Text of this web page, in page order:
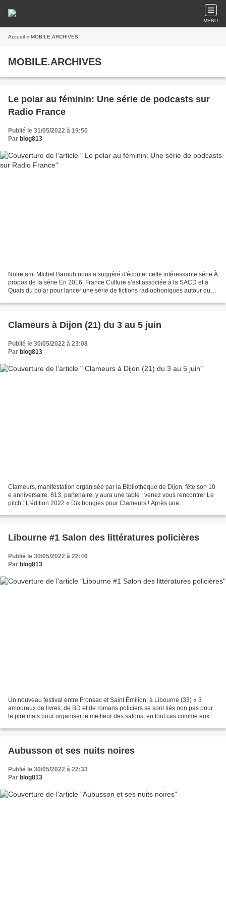
MENU
Accueil » MOBILE.ARCHIVES
MOBILE.ARCHIVES
Le polar au féminin: Une série de podcasts sur
Radio France
Publié le 31/05/2022 à 19:50
Par blog813
Notre ami MIchel Barouh nous a suggéré d'écouter cette intéressante série À
propos de la série En 2016, France Culture s’est associée à la SACD et à
Quais du polar pour lancer une série de fictions radiophoniques autour du
Clameurs à Dijon (21) du 3 au 5 juin
Publié le 30/05/2022 à 23:08
Par blog813
Clameurs, manifestation organisée par la Bibliothèque de Dijon, fête son 10
e anniversaire. 813, partenaire, y aura une table ; venez vous rencontrer Le
pitch : L'édition 2022 « Dix bougies pour Clameurs ! Après une
Libourne #1 Salon des littératures policières
Publié le 30/05/2022 à 22:46
Par blog813
Un nouveau festival entre Fronsac et Saint Émilion, à Libourne (33) « 3
amoureux de livres, de BD et de romans policiers se sont liés non pas pour
le pire mais pour organiser le meilleur des salons, en tout cas comme eux
Aubusson et ses nuits noires
Publié le 30/05/2022 à 22:33
Par blog813